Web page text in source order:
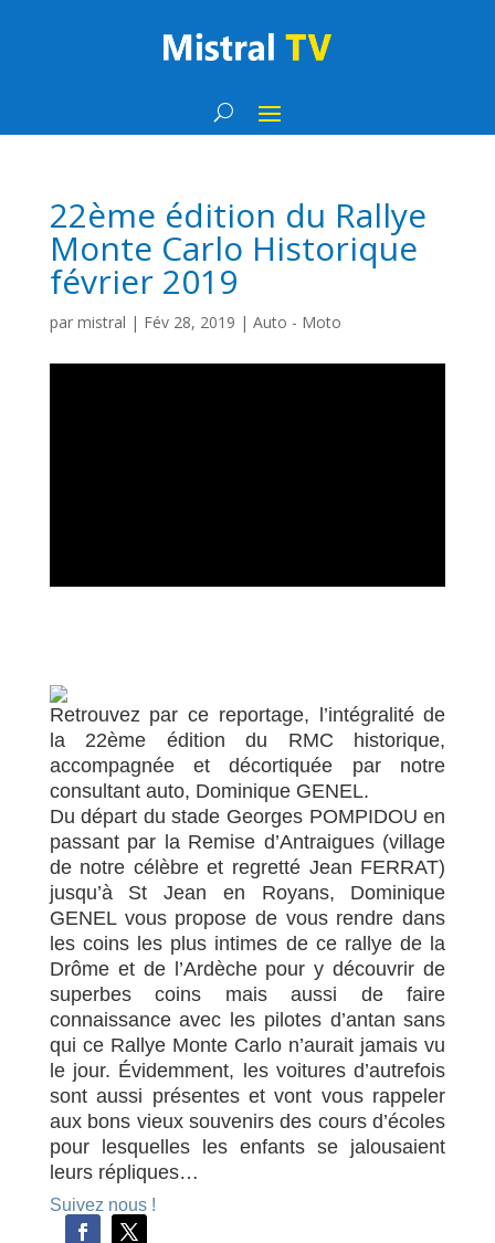
22ème édition du Rallye
Monte Carlo Historique
février 2019
par mistral | Fév 28, 2019 | Auto - Moto
Retrouvez par ce reportage, l’intégralité de
la 22ème édition du RMC historique,
accompagnée et décortiquée par notre
consultant auto, Dominique GENEL.
Du départ du stade Georges POMPIDOU en
passant par la Remise d’Antraigues (village
de notre célèbre et regretté Jean FERRAT)
jusqu’à St Jean en Royans, Dominique
GENEL vous propose de vous rendre dans
les coins les plus intimes de ce rallye de la
Drôme et de l’Ardèche pour y découvrir de
superbes coins mais aussi de faire
connaissance avec les pilotes d’antan sans
qui ce Rallye Monte Carlo n’aurait jamais vu
le jour. Évidemment, les voitures d’autrefois
sont aussi présentes et vont vous rappeler
aux bons vieux souvenirs des cours d’écoles
pour lesquelles les enfants se jalousaient
leurs répliques…
Suivez nous !